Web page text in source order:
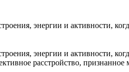
энергии и активности,
энергии и активности,
расстройство,